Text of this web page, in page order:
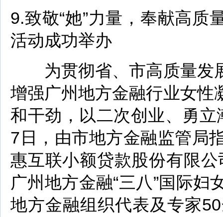
9.致敬“她”力量，奉献高
活动成功举办
为贯彻省、市高质量发展
增强广州地方金融行业女性
和干劲，以二次创业、勇
7日，由市地方金融监管局
惠互联小额贷款股份有限
广州地方金融“三八”国际
地方金融组织代表及专家